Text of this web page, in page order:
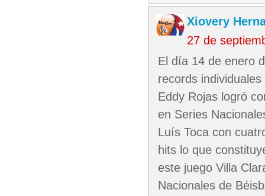
Xiovery
27 de
El día 14 de enero
records
Eddy Rojas logró
en Series
Luís Toca con
hits lo que
este juego Villa
Nacionales de